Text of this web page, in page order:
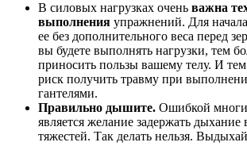
В силовых нагрузках очень важна
выполнения упражнений. Для
ее без дополнительного веса перед
вы будете выполнять нагрузки, тем
приносить пользы вашему телу. И
риск получить травму при
гантелями.
Правильно дышите. Ошибкой
является желание задержать дыхание
тяжестей. Так делать нельзя.